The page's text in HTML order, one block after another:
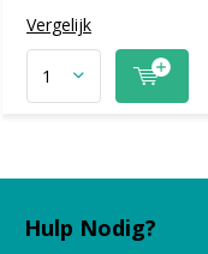
Vergelijk
Hulp Nodig?